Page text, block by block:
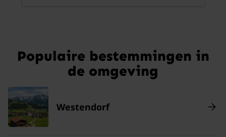
Populaire bestemmingen in
de omgeving
Westendorf